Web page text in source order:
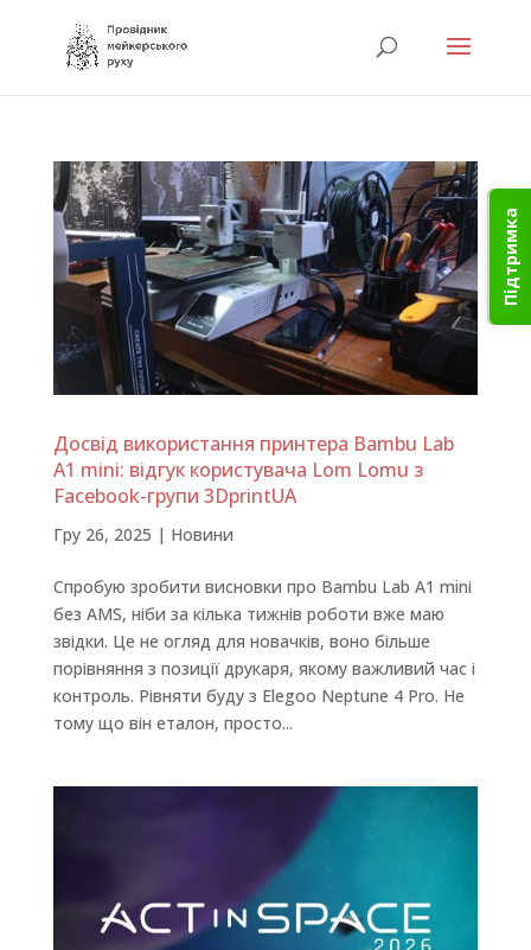
Підтримка
Досвід використання принтера Bambu Lab
A1 minі: відгук користувача Lom Lomu з
Facebook-групи 3DprintUA
Гру 26, 2025 | Новини
Спробую зробити висновки про Bambu Lab A1 minі
без AMS, ніби за кілька тижнів роботи вже маю
звідки. Це не огляд для новачків, воно більше
порівняння з позиції друкаря, якому важливий час і
контроль. Рівняти буду з Elegoo Neptune 4 Pro. Не
тому що він еталон, просто...